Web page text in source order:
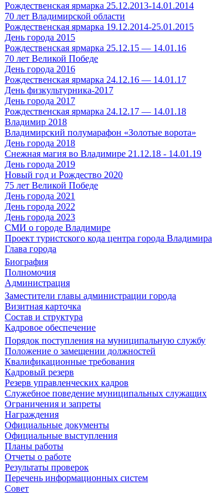
Рождественская ярмарка 25.12.2013-14.01.2014
70 лет Владимирской области
Рождественская ярмарка 19.12.2014-25.01.2015
День города 2015
Рождественская ярмарка 25.12.15 — 14.01.16
70 лет Великой Победе
День города 2016
Рождественская ярмарка 24.12.16 — 14.01.17
День физкультурника-2017
День города 2017
Рождественская ярмарка 24.12.17 — 14.01.18
Владимир 2018
Владимирский полумарафон «Золотые ворота»
День города 2018
Снежная магия во Владимире 21.12.18 - 14.01.19
День города 2019
Новый год и Рождество 2020
75 лет Великой Победе
День города 2021
День города 2022
День города 2023
СМИ о городе Владимире
Проект туристского кода центра города Владимира
Глава города
Биография
Полномочия
Администрация
Заместители главы администрации города
Визитная карточка
Состав и структура
Кадровое обеспечение
Порядок поступления на муниципальную службу
Положение о замещении должностей
Квалификационные требования
Кадровый резерв
Резерв управленческих кадров
Служебное поведение муниципальных служащих
Ограничения и запреты
Награждения
Официальные документы
Официальные выступления
Планы работы
Отчеты о работе
Результаты проверок
Перечень информационных систем
Совет